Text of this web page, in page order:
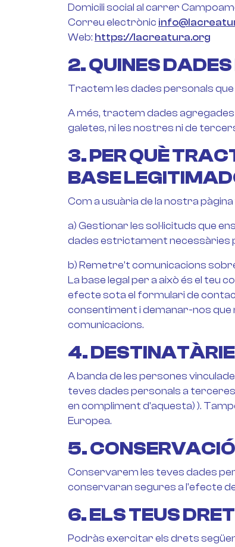
Domicili social al carrer
Correu electrònic
Web: https://lacreatura.org
2. QUINES
Tractem les dades personals
A més, tractem dades
galetes, ni les nostres ni de
3. PER QUÈ
BASE
Com a usuària de la nostra
a) Gestionar les sol·licituds que
dades estrictament necessàries
b) Remetre't comunicacions
La base legal per a això és el teu
efecte sota el formulari de
consentiment i demanar-nos que
comunicacions.
4.
A banda de les persones
teves dades personals a
en compliment d'aquesta) ).
Europea.
5.
Conservarem les teves dades
conservaran segures a l'efecte
6. ELS TEUS
Podràs exercitar els drets